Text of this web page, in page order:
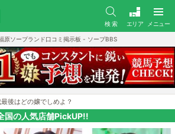
検 索 エリア メニュー
原ソープランド口コミ掲示板 - ソープBBS
後はどの嬢でしめよ？
国の人気店舗PickUP!!